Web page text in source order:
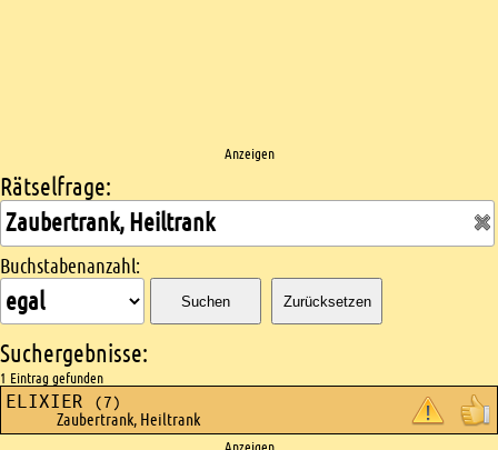
Anzeigen
Kreuzworträtsel suchen
Rätselfrage:
Buchstabenanzahl:
Suchen Zurücksetzen
Suchergebnisse:
1 Eintrag gefunden
ELIXIER (7)
Zaubertrank, Heiltrank